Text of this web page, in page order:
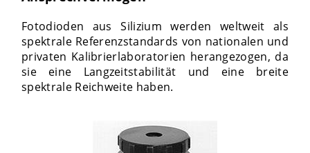
Fotodioden aus Silizium werden weltweit als
spektrale Referenzstandards von nationalen und
privaten Kalibrierlaboratorien herangezogen, da
sie eine Langzeitstabilität und eine breite
spektrale Reichweite haben.